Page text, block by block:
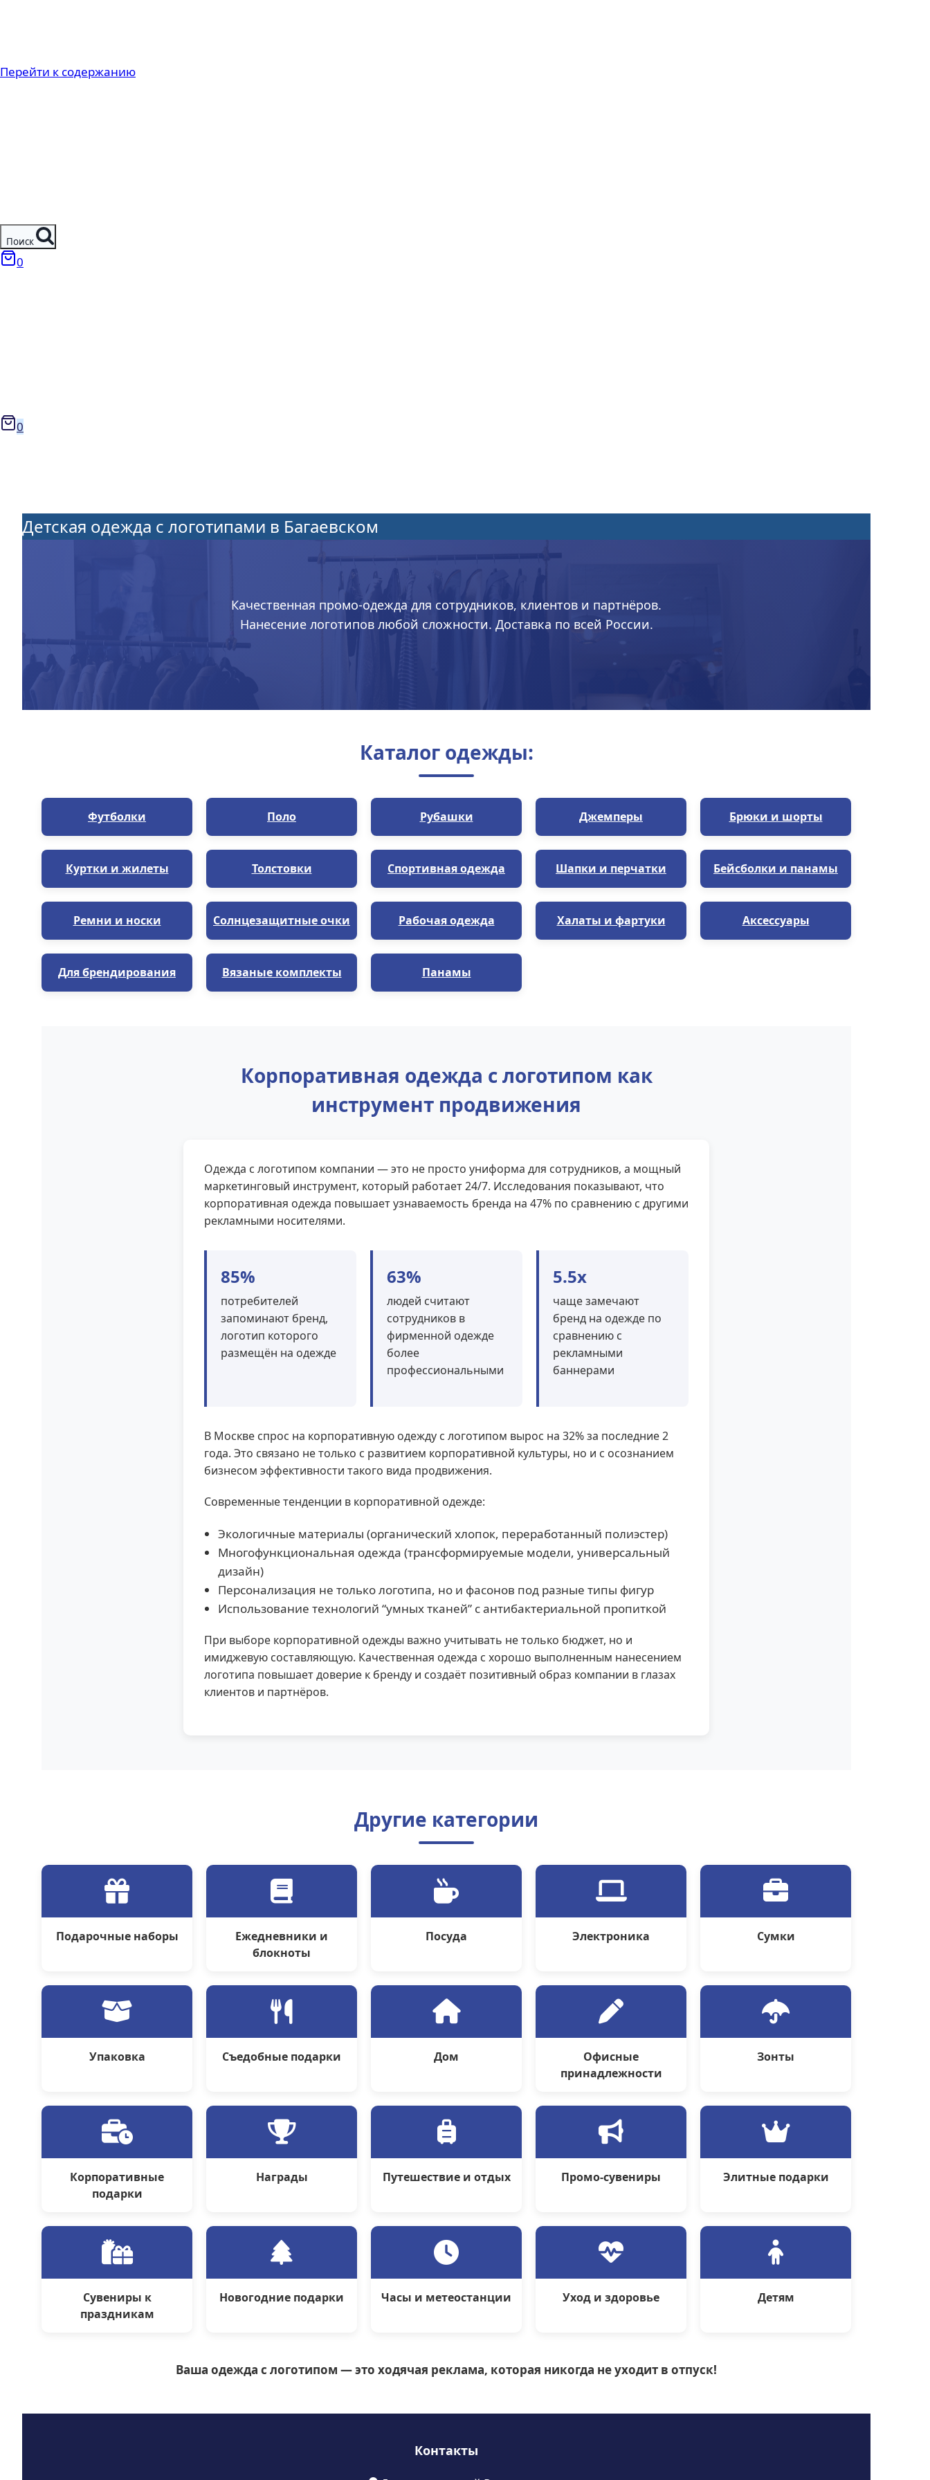
Перейти к содержанию
Поиск
0
0
Детская одежда с логотипами в Багаевском
Качественная промо-одежда для сотрудников, клиентов и партнёров.
Нанесение логотипов любой сложности. Доставка по всей России.
Каталог одежды:
Футболки Поло Рубашки Джемперы Брюки и шорты
Куртки и жилеты Толстовки Спортивная одежда Шапки и перчатки Бейсболки и панамы
Ремни и носки Солнцезащитные очки Рабочая одежда Халаты и фартуки Аксессуары
Для брендирования Вязаные комплекты Панамы
Корпоративная одежда с логотипом как
инструмент продвижения
Одежда с логотипом компании — это не просто униформа для сотрудников, а мощный
маркетинговый инструмент, который работает 24/7. Исследования показывают, что
корпоративная одежда повышает узнаваемость бренда на 47% по сравнению с другими
рекламными носителями.
85%
потребителей
запоминают бренд,
логотип которого
размещён на одежде
63%
людей считают
сотрудников в
фирменной одежде
более
профессиональными
5.5x
чаще замечают
бренд на одежде по
сравнению с
рекламными
баннерами
В Москве спрос на корпоративную одежду с логотипом вырос на 32% за последние 2
года. Это связано не только с развитием корпоративной культуры, но и с осознанием
бизнесом эффективности такого вида продвижения.
Современные тенденции в корпоративной одежде:
Экологичные материалы (органический хлопок, переработанный полиэстер)
Многофункциональная одежда (трансформируемые модели, универсальный
дизайн)
Персонализация не только логотипа, но и фасонов под разные типы фигур
Использование технологий “умных тканей” с антибактериальной пропиткой
При выборе корпоративной одежды важно учитывать не только бюджет, но и
имиджевую составляющую. Качественная одежда с хорошо выполненным нанесением
логотипа повышает доверие к бренду и создаёт позитивный образ компании в глазах
клиентов и партнёров.
Другие категории
Подарочные наборы
Ежедневники и
блокноты
Посуда Электроника Сумки
Упаковка Съедобные подарки Дом
Офисные
принадлежности
Зонты
Корпоративные
подарки
Награды Путешествие и отдых Промо-сувениры Элитные подарки
Сувениры к
праздникам
Новогодние подарки Часы и метеостанции Уход и здоровье Детям
Ваша одежда с логотипом — это ходячая реклама, которая никогда не уходит в отпуск!
Контакты